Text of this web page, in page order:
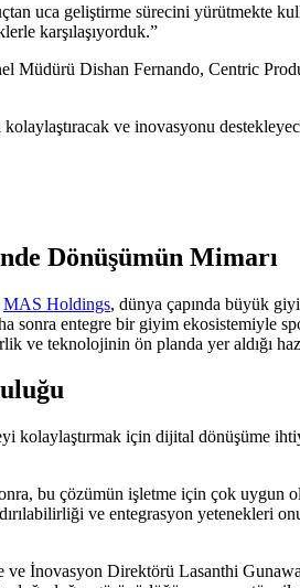
uca geliştirme sürecini yürütmekte
karşılaşıyorduk.”
Müdürü Dishan Fernando, Centric
ve inovasyonu
Dönüşümün Mimarı
MAS Holdings, dünya çapında büyük
sonra entegre bir giyim ekosistemiyle
ve teknolojinin ön planda yer aldığı
kolaylaştırmak için dijital dönüşüme
bu çözümün işletme için çok uygun
ve entegrasyon yetenekleri
İnovasyon Direktörü Lasanthi